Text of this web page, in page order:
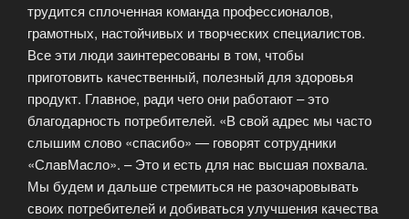
трудится сплоченная команда профессионалов,
грамотных, настойчивых и творческих специалистов.
Все эти люди заинтересованы в том, чтобы
приготовить качественный, полезный для здоровья
продукт. Главное, ради чего они работают – это
благодарность потребителей. «В свой адрес мы часто
слышим слово «спасибо» — говорят сотрудники
«СлавМасло». – Это и есть для нас высшая похвала.
Мы будем и дальше стремиться не разочаровывать
своих потребителей и добиваться улучшения качества